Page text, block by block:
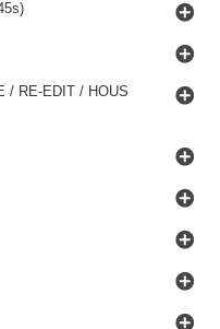
/ RE-EDIT / HOUS